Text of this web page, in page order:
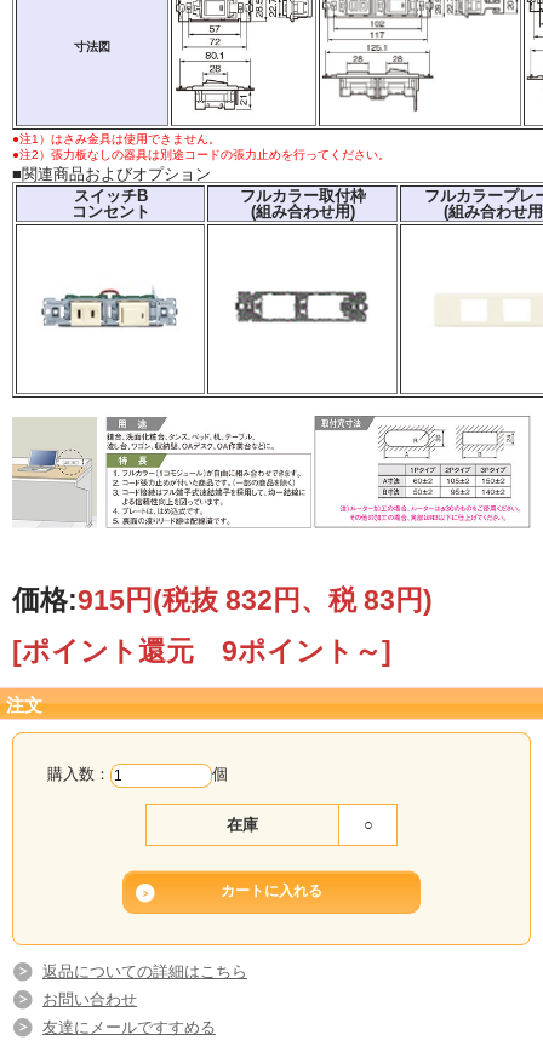
寸法図
●注1）はさみ金具は使用できません。
●注2）張力板なしの器具は別途コードの張力止めを行ってください。
■関連商品およびオプション
スイッチB
コンセント
フルカラー取付枠
(組み合わせ用)
フルカラープレ
(組み合わせ
価格:915円(税抜 832円、税 83円)
[ポイント還元 9ポイント～]
注文
購入数： 個
在庫 ○
返品についての詳細はこちら
お問い合わせ
友達にメールですすめる